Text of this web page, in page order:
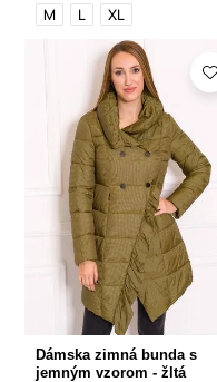
M L XL
Dámska zimná bunda s
jemným vzorom - žltá